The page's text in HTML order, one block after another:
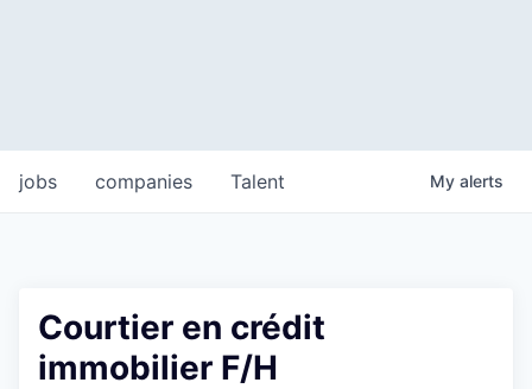
jobs companies Talent My alerts
Courtier en crédit
immobilier F/H